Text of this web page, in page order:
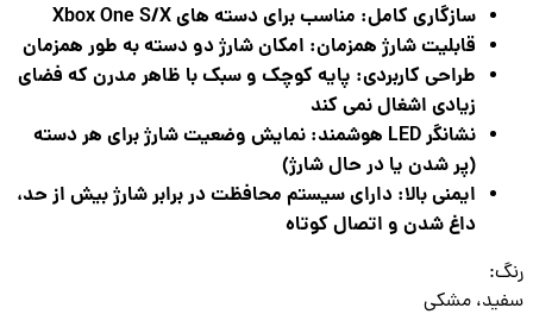
سازگاری کامل: مناسب برای دسته های Xbox One S/X
قابلیت شارژ همزمان: امکان شارژ دو دسته به طور همزمان
طراحی کاربردی: پایه کوچک و سبک با ظاهر مدرن که فضای
زیادی اشغال نمی کند
نشانگر LED هوشمند: نمایش وضعیت شارژ برای هر دسته
(پر شدن یا در حال شارژ)
ایمنی بالا: دارای سیستم محافظت در برابر شارژ بیش از حد،
داغ شدن و اتصال کوتاه
:
مشکی